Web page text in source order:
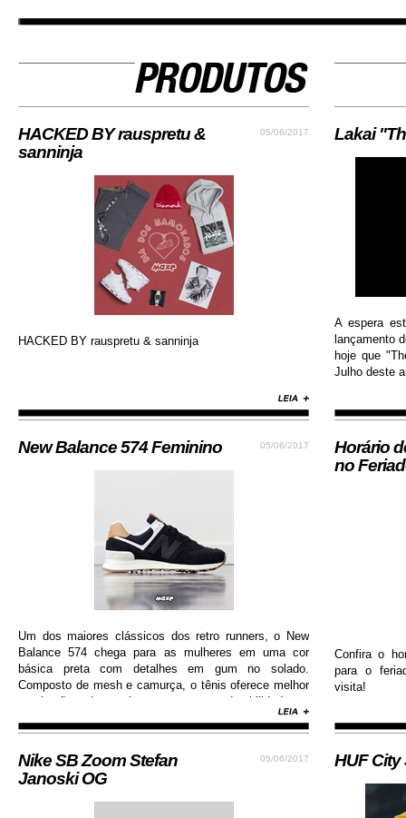
05/06/2017
HACKED BY rauspretu &
sanninja
HACKED BY rauspretu & sanninja
05/06/2017
New Balance 574 Feminino
Um dos maiores clássicos dos retro runners, o New
Balance 574 chega para as mulheres em uma cor
básica preta com detalhes em gum no solado.
Composto de mesh e camurça, o tênis oferece melhor
respiração dos pés e garante durabilidade e
05/06/2017
Nike SB Zoom Stefan
Janoski OG
Lakai
A espera
lançamento
hoje que
Julho deste
Horário
no
Confira o
para o
visita!
HUF City